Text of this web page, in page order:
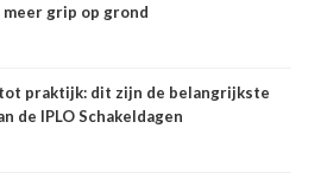
grip op grond
praktijk: dit zijn de belangrijkste
de IPLO Schakeldagen